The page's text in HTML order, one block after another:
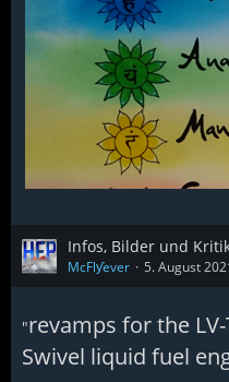
Infos, Bilder und
McFlƴeѵer 5. August
"revamps for the
Swivel liquid fuel